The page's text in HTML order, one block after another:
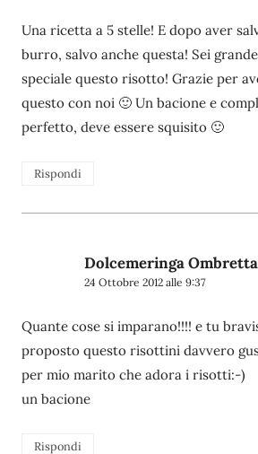
Una ricetta a 5 stelle! E dopo aver
burro, salvo anche questa! Sei
speciale questo risotto! Grazie per
questo con noi 🙂 Un bacione e
perfetto, deve essere squisito 🙂
Rispondi
Dolcemeringa Ombretta
24 Ottobre 2012 alle 9:37
Quante cose si imparano!!!! e tu
proposto questo risottini davvero
per mio marito che adora i risotti:-)
un bacione
Rispondi